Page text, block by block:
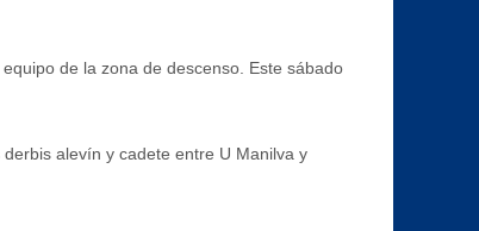
de la zona de descenso. Este sábado
alevín y cadete entre U Manilva y